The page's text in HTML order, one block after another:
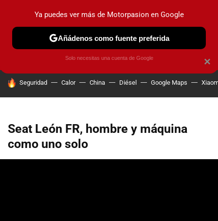
PRUEBAS COCHES ELÉCTRICOS OBSERVATORIO
HOY SE HABLA DE
Seguridad Calor China Diésel Google Maps
Seat León FR, hombre y máquina
como uno solo
×
Ya puedes ver más de Motorpasion en Google
Añádenos como fuente preferida
Solo necesitas una cuenta de Google